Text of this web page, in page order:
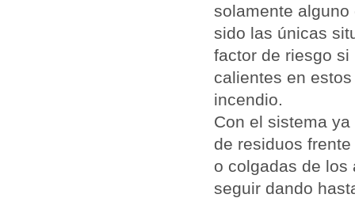
solamente
sido las únicas
factor de riesgo
calientes en
incendio.
Con el sistema
de residuos
o colgadas de los
seguir dando